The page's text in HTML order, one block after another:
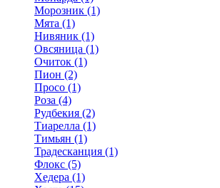
Морозник (1)
Мята (1)
Нивяник (1)
Овсяница (1)
Очиток (1)
Пион (2)
Просо (1)
Роза (4)
Рудбекия (2)
Тиарелла (1)
Тимьян (1)
Традесканция (1)
Флокс (5)
Хедера (1)